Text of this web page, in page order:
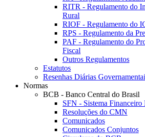
RITR - Regulamento do
Rural
RIOF - Regulamento do
RPS - Regulamento da
PAF - Regulamento do
Fiscal
Outros Regulamentos
Estatutos
Resenhas Diárias
Normas
BCB - Banco Central do Brasil
SFN - Sistema Financeiro
Resoluções do CMN
Comunicados
Comunicados Conjuntos